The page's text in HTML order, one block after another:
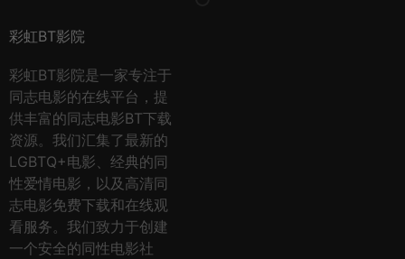
彩虹BT影院
彩虹BT影院是一家专注于
同志电影的在线平台，提
供丰富的同志电影BT下载
资源。我们汇集了最新的
LGBTQ+电影、经典的同
性爱情电影，以及高清同
志电影免费下载和在线观
看服务。我们致力于创建
一个安全的同性电影社